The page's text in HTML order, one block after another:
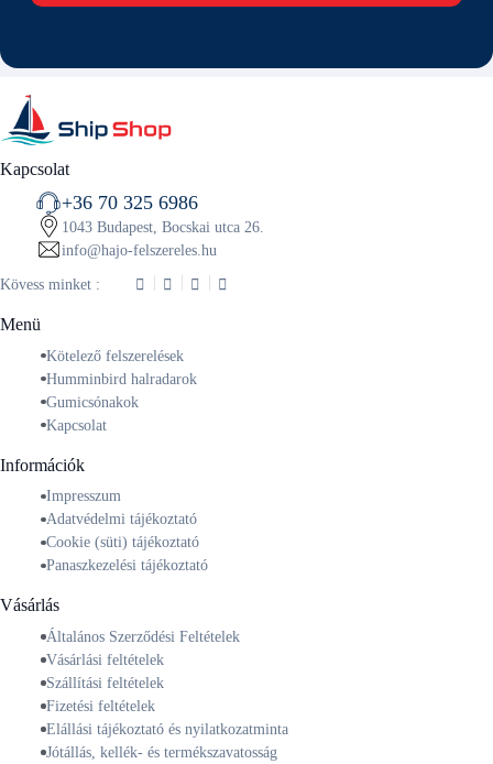
Kapcsolat
+36 70 325 6986
1043 Budapest, Bocskai utca 26.
info@hajo-felszereles.hu
Kövess minket :
Menü
Kötelező felszerelések
Humminbird halradarok
Gumicsónakok
Kapcsolat
Információk
Impresszum
Adatvédelmi tájékoztató
Cookie (süti) tájékoztató
Panaszkezelési tájékoztató
Vásárlás
Általános Szerződési Feltételek
Vásárlási feltételek
Szállítási feltételek
Fizetési feltételek
Elállási tájékoztató és nyilatkozatminta
Jótállás, kellék- és termékszavatosság